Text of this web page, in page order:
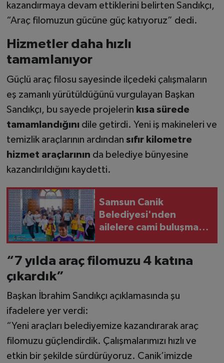
kazandırmaya devam ettiklerini belirten Sandıkçı,
“Araç filomuzun gücüne güç katıyoruz” dedi.
Hizmetler daha hızlı
tamamlanıyor
Güçlü araç filosu sayesinde ilçedeki çalışmaların
eş zamanlı yürütüldüğünü vurgulayan Başkan
Sandıkçı, bu sayede projelerin kısa sürede
tamamlandığınıdile getirdi. Yeni iş makineleri ve
temizlik araçlarının ardından sıfır kilometre
hizmet araçlarının da belediye bünyesine
kazandırıldığını kaydetti.
Samsun Canik
Belediyesi'nden
ailelere cami buluşması
“7 yılda araç filomuzu 4 katına
çıkardık”
Başkan İbrahim Sandıkçı açıklamasında şu
ifadelere yer verdi:
“Yeni araçları belediyemize kazandırarak araç
filomuzu güçlendirdik. Çalışmalarımızı hızlı ve
etkin bir şekilde sürdürüyoruz. Canik’imizde